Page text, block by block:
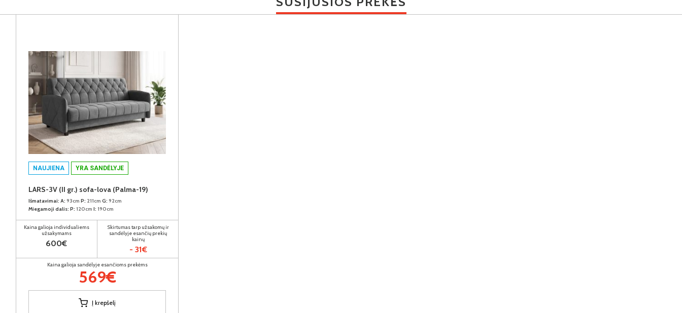
NAUJIENA YRA SANDĖLYJE
LARS-3V (II gr.) sofa-lova (Palma-19)
Išmatavimai: A: 93cm P: 211cm G: 92cm
Miegamoji dalis: P: 120cm I: 190cm
Kaina galioja individualiems
užsakymams
600€
Skirtumas tarp užsakomų ir
sandėlyje esančių prekių
kainų
- 31€
Kaina galioja sandėlyje esančioms prekėms
569€
Į krepšelį